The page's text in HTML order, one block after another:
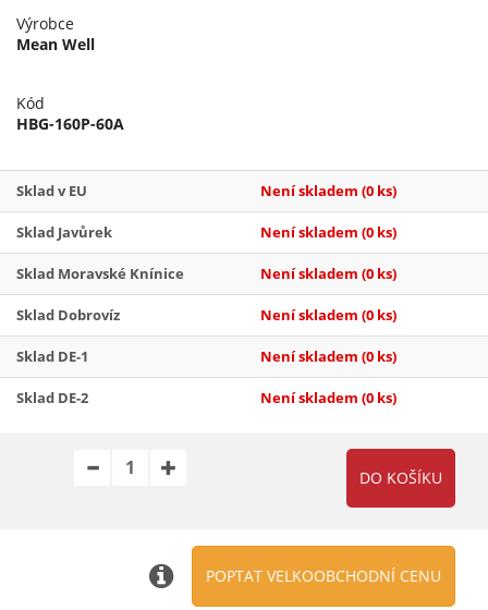
Výrobce
Mean Well
Kód
HBG-160P-60A
Sklad v EU Není skladem (0 ks)
Sklad Javůrek Není skladem (0 ks)
Sklad Moravské Knínice Není skladem (0 ks)
Sklad Dobrovíz Není skladem (0 ks)
Sklad DE-1 Není skladem (0 ks)
Sklad DE-2 Není skladem (0 ks)
POPTAT VELKOOBCHODNÍ CENU